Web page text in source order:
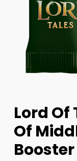
Lord Of
Of
Booster